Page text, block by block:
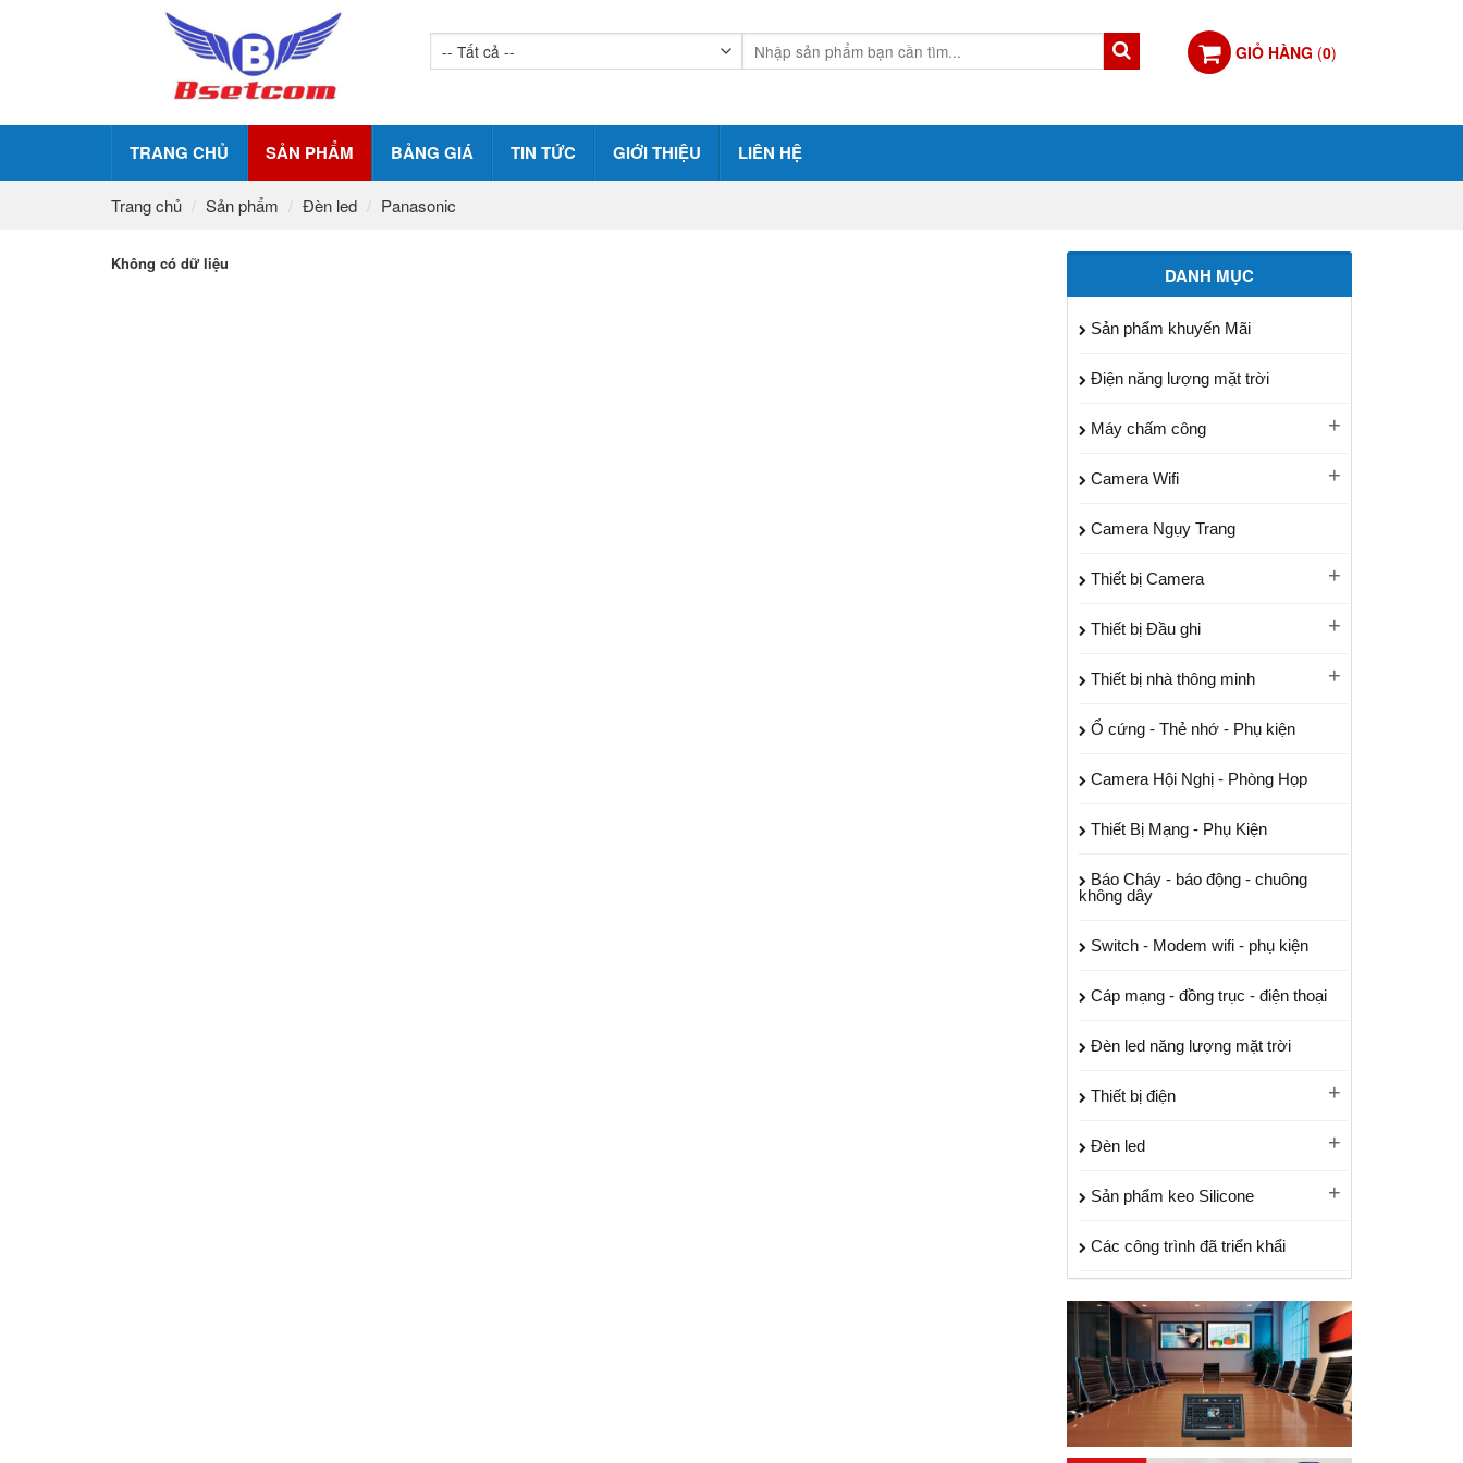
GIỎ HÀNG (0)
TRANG CHỦ SẢN PHẨM BẢNG GIÁ TIN TỨC GIỚI THIỆU LIÊN HỆ
Trang chủ Sản phẩm Đèn led Panasonic
Không có dữ liệu
DANH MỤC
Sản phẩm khuyến Mãi
Điện năng lượng mặt trời
Máy chấm công
Camera Wifi
Camera Ngụy Trang
Thiết bị Camera
Thiết bị Đầu ghi
Thiết bị nhà thông minh
Ổ cứng - Thẻ nhớ - Phụ kiện
Camera Hội Nghị - Phòng Họp
Thiết Bị Mạng - Phụ Kiện
Báo Cháy - báo động - chuông
không dây
Switch - Modem wifi - phụ kiện
Cáp mạng - đồng trục - điện thoại
Đèn led năng lượng mặt trời
Thiết bị điện
Đèn led
Sản phẩm keo Silicone
Các công trình đã triển khẩi